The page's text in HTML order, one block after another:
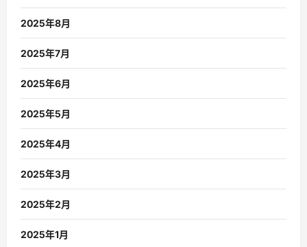
2025年8月
2025年7月
2025年6月
2025年5月
2025年4月
2025年3月
2025年2月
2025年1月